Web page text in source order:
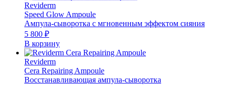
Reviderm
Speed Glow Ampoule
Ампула-сыворотка с мгновенным эффектом сияния
5 800 ₽
В корзину
Reviderm
Cera Repairing Ampoule
Восстанавливающая ампула-сыворотка